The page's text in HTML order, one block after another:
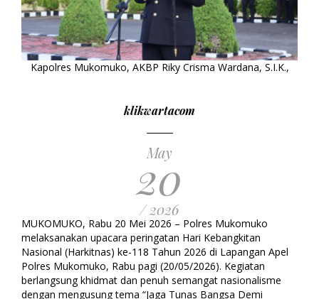
Kapolres Mukomuko, AKBP Riky Crisma Wardana, S.I.K.,
klikwartacom
May
20
/ 2026
MUKOMUKO, Rabu 20 Mei 2026 – Polres Mukomuko
melaksanakan upacara peringatan Hari Kebangkitan
Nasional (Harkitnas) ke-118 Tahun 2026 di Lapangan Apel
Polres Mukomuko, Rabu pagi (20/05/2026). Kegiatan
berlangsung khidmat dan penuh semangat nasionalisme
dengan mengusung tema “Jaga Tunas Bangsa Demi